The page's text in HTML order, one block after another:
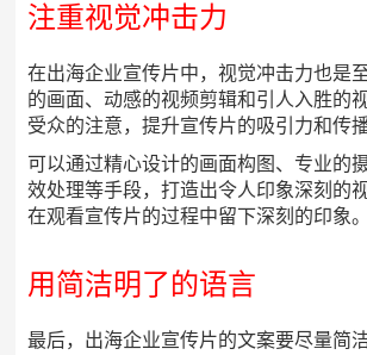
注重视觉冲击力
在出海企业宣传片中，视觉冲击力也是
的画面、动感的视频剪辑和引人入胜的
受众的注意，提升宣传片的吸引力和传播
可以通过精心设计的画面构图、专业的
效处理等手段，打造出令人印象深刻的
在观看宣传片的过程中留下深刻的印象。
用简洁明了的语言
最后，出海企业宣传片的文案要尽量简